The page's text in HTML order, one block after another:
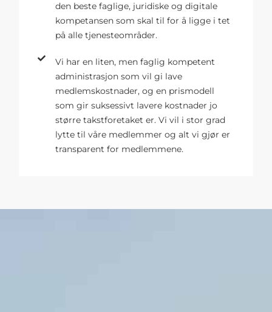
den beste faglige, juridiske og digitale
kompetansen som skal til for å ligge i tet
på alle tjenesteområder.
Vi har en liten, men faglig kompetent
administrasjon som vil gi lave
medlemskostnader, og en prismodell
som gir suksessivt lavere kostnader jo
større takstforetaket er. Vi vil i stor grad
lytte til våre medlemmer og alt vi gjør er
transparent for medlemmene.